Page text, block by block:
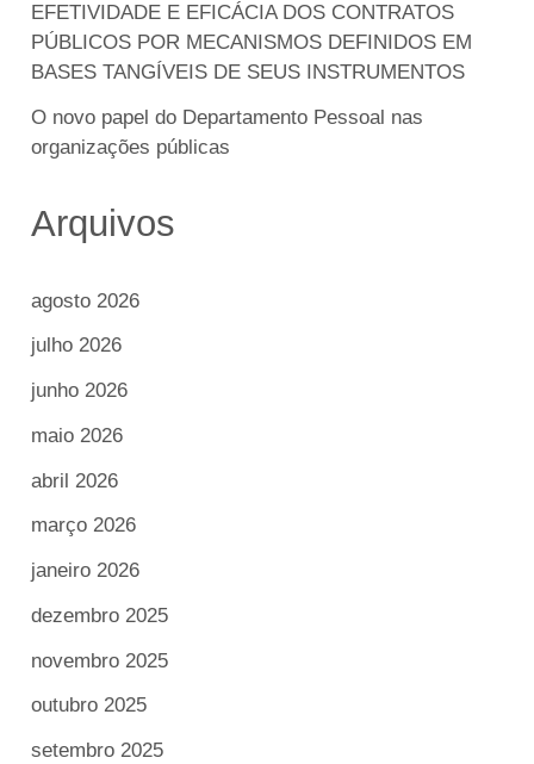
EFETIVIDADE E EFICÁCIA DOS CONTRATOS
PÚBLICOS POR MECANISMOS DEFINIDOS EM
BASES TANGÍVEIS DE SEUS INSTRUMENTOS
O novo papel do Departamento Pessoal nas
organizações públicas
Arquivos
agosto 2026
julho 2026
junho 2026
maio 2026
abril 2026
março 2026
janeiro 2026
dezembro 2025
novembro 2025
outubro 2025
setembro 2025